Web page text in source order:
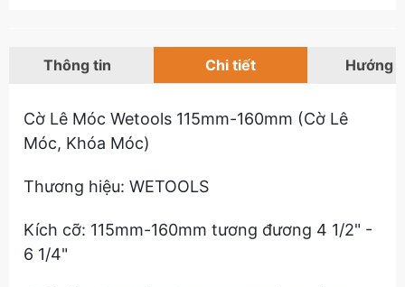
Thông tin Chi tiết Hướng
Cờ Lê Móc Wetools 115mm-160mm (Cờ Lê
Móc, Khóa Móc)
Thương hiệu: WETOOLS
Kích cỡ: 115mm-160mm tương đương 4 1/2" -
6 1/4"